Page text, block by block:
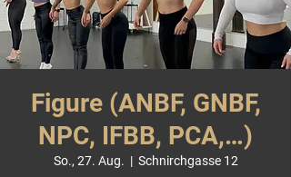
Figure (ANBF, GNBF,
NPC, IFBB, PCA,…)
So., 27. Aug.
  |
Schnirchgasse 12